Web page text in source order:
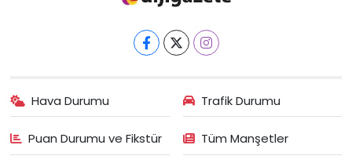
Hava Durumu Trafik Durumu
Puan Durumu ve Fikstür Tüm Manşetler